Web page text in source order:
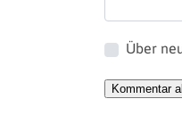
Über
Kommentar